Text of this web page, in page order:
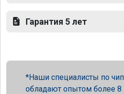
Гарантия 5 лет
Наши специалисты по
обладают опытом более